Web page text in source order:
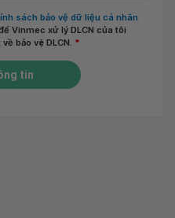
sách bảo vệ dữ liệu cá nhân
Vinmec xử lý DLCN của tôi
bảo vệ DLCN. *
tin